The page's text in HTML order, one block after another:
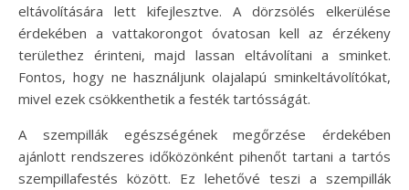
eltávolítására lett kifejlesztve. A dörzsölés elkerülése
érdekében a vattakorongot óvatosan kell az érzékeny
területhez érinteni, majd lassan eltávolítani a sminket.
Fontos, hogy ne használjunk olajalapú sminkeltávolítókat,
mivel ezek csökkenthetik a festék tartósságát.
A szempillák egészségének megőrzése érdekében
ajánlott rendszeres időközönként pihenőt tartani a tartós
szempillafestés között. Ez lehetővé teszi a szempillák